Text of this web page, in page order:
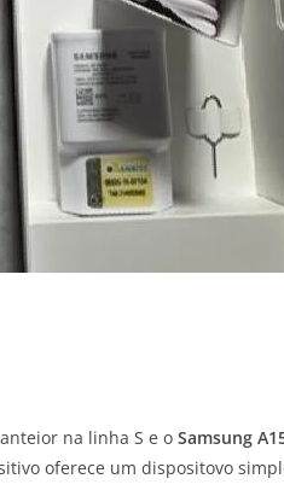
na linha S e o Samsung
oferece um dispositovo